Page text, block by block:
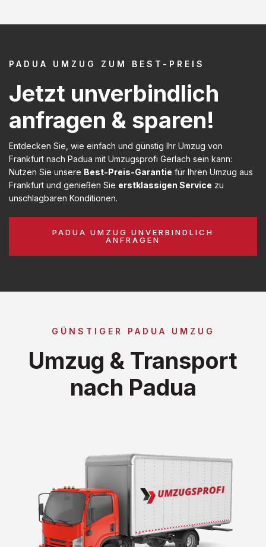
PADUA UMZUG ZUM BEST-PREIS
Jetzt unverbindlich
anfragen & sparen!
Entdecken Sie, wie einfach und günstig Ihr Umzug von
Frankfurt nach Padua mit Umzugsprofi Gerlach sein kann:
Nutzen Sie unsere Best-Preis-Garantie für Ihren Umzug aus
Frankfurt und genießen Sie erstklassigen Service zu
unschlagbaren Konditionen.
PADUA UMZUG UNVERBINDLICH
ANFRAGEN
GÜNSTIGER PADUA UMZUG
Umzug & Transport
nach Padua